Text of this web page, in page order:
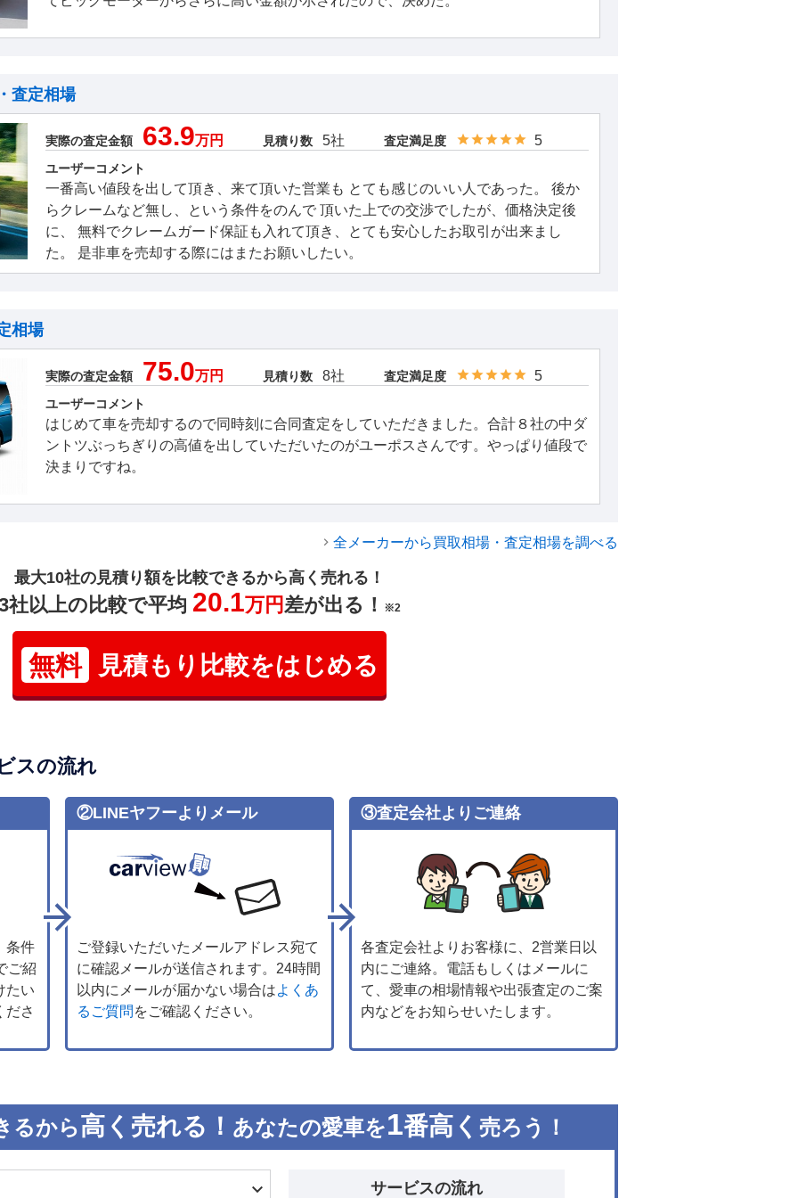
査定相場
実際の査定金額 63.9万円 見積り数 5社 査定満足度 5
ユーザーコメント
一番高い値段を出して頂き、来て頂いた営業も とても感じのいい人であった。 後か
らクレームなど無し、という条件をのんで 頂いた上での交渉でしたが、価格決定後
に、 無料でクレームガード保証も入れて頂き、とても安心したお取引が出来まし
た。 是非車を売却する際にはまたお願いしたい。
相場
実際の査定金額 75.0万円 見積り数 8社 査定満足度 5
ユーザーコメント
はじめて車を売却するので同時刻に合同査定をしていただきました。合計８社の中ダ
ントツぶっちぎりの高値を出していただいたのがユーポスさんです。やっぱり値段で
決まりですね。
全メーカーから買取相場・査定相場を調べる
最大10社の見積り額を比較できるから高く売れる！
社以上の比較で平均 20.1万円差が出る！ ※2
無料 見積もり比較をはじめる
スの流れ
条件
ご紹
たい
ださ
②LINEヤフーよりメール
ご登録いただいたメールアドレス宛て
に確認メールが送信されます。24時間
以内にメールが届かない場合はよくあ
るご質問 をご確認ください。
③査定会社よりご連絡
各査定会社よりお客様に、2営業日以
内にご連絡。電話もしくはメールに
て、愛車の相場情報や出張査定のご案
内などをお知らせいたします。
るから高く売れる！ あなたの愛車を1番高く 売ろう！
サービスの流れ